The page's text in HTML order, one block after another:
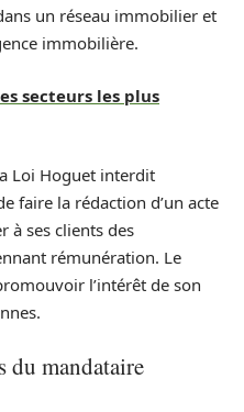
un réseau immobilier et
immobilière.
secteurs les plus
Loi Hoguet interdit
faire la rédaction d’un acte
à ses clients des
rémunération. Le
l’intérêt de son
du mandataire